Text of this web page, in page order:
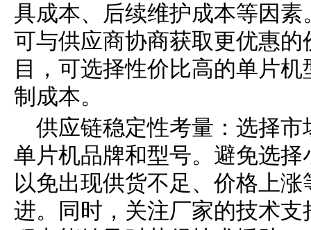
具成本、后续维护成本等因
可与供应商协商获取更优惠
目，可选择性价比高的单片
制成本。
供应链稳定性考量：选择
单片机品牌和型号。避免选
以免出现供货不足、价格上
进。同时，关注厂家的技术